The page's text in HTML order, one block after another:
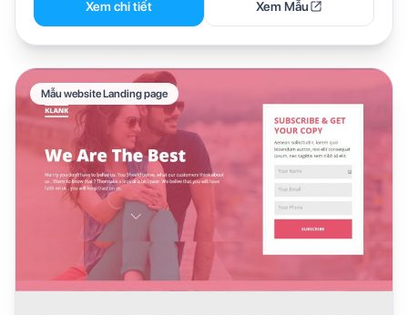
Xem chi tiết Xem Mẫu
Mẫu website Landing page